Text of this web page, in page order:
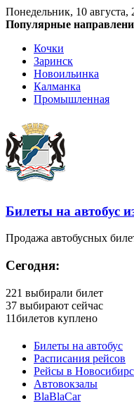
Понедельник, 10 августа,
Популярные
Кочки
Заринск
Новоильинка
Калманка
Промышленная
Билеты на автобус
Продажа автобусных
Сегодня:
221 выбирали билет
37 выбирают сейчас
11билетов куплено
Билеты на автобус
Расписания рейсов
Рейсы в
Автовокзалы
BlaBlaCar